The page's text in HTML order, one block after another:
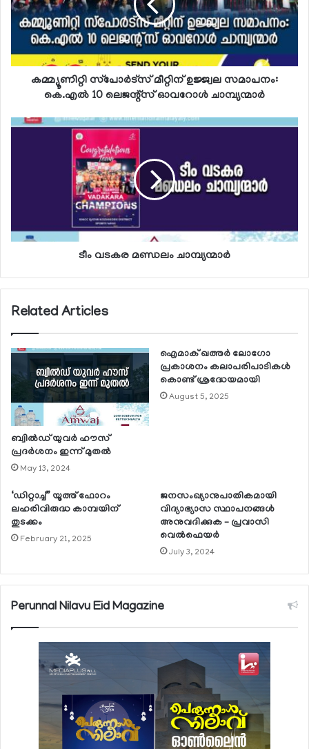
കമ്മ്യൂണിറ്റി സ്‌പോര്‍ട്‌സ് മീറ്റിന് ഉജ്ജ്വല സമാപനം:
കെ.എല്‍ 10 ലെജന്റ്‌സ് ഓവറോള്‍ ചാമ്പ്യന്മാര്‍
ടീം വടകര മണ്ഡലം ചാമ്പ്യന്മാര്‍
Related Articles
ബ്വില്‍ഡ് യുവര്‍ ഹൗസ്
പ്രദര്‍ശനം ഇന്ന് മുതല്‍
May 13, 2024
ഐമാക് ഖത്തര്‍ ലോഗോ
പ്രകാശനം കലാപരിപാടികള്‍
കൊണ്ട് ശ്രദ്ധേയമായി
August 5, 2025
‘ഡിറ്റാച്ച്” യൂത്ത് ഫോറം
ലഹരിവിരുദ്ധ കാമ്പയിന്
തുടക്കം
February 21, 2025
ജനസംഖ്യാനുപാതികമായി
വിദ്യാഭ്യാസ സ്ഥാപനങ്ങള്‍
അനുവദിക്കുക – പ്രവാസി
വെല്‍ഫെയര്‍
July 3, 2024
Perunnal Nilavu Eid Magazine